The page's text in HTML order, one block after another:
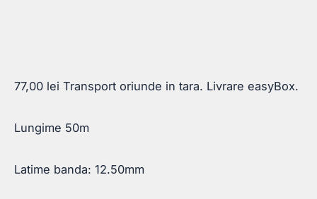
77,00 lei Transport oriunde in tara. Livrare easyBox.
Lungime 50m
Latime banda: 12.50mm